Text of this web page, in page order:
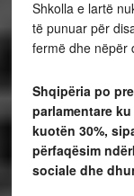
Shkolla e lartë
të punuar për
fermë dhe nëpër
Shqipëria po
parlamentare
kuotën 30%,
përfaqësim
sociale dhe